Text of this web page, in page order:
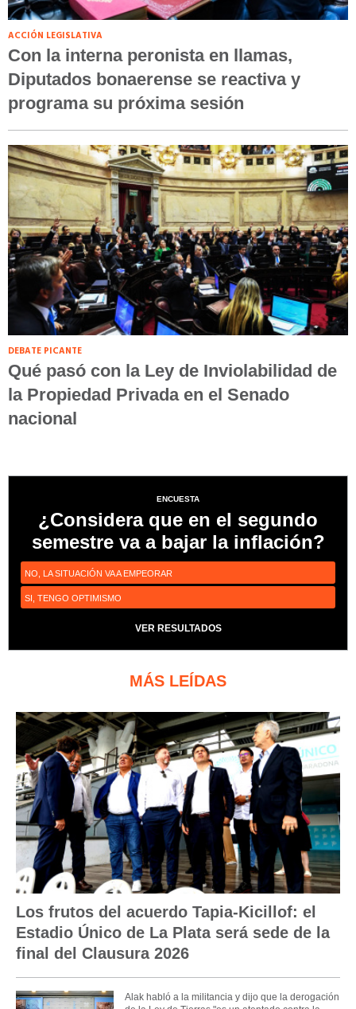
ACCIÓN LEGISLATIVA
Con la interna peronista en llamas,
Diputados bonaerense se reactiva y
programa su próxima sesión
DEBATE PICANTE
Qué pasó con la Ley de Inviolabilidad de
la Propiedad Privada en el Senado
nacional
ENCUESTA
¿Considera que en el segundo
semestre va a bajar la inflación?
NO, LA SITUACIÓN VA A EMPEORAR
SI, TENGO OPTIMISMO
VER RESULTADOS
MÁS LEÍDAS
Los frutos del acuerdo Tapia-Kicillof: el
Estadio Único de La Plata será sede de la
final del Clausura 2026
Alak habló a la militancia y dijo que la derogación